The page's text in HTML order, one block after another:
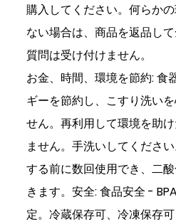
購入してください。何らか
ない場合は、商品を返品して
質問は受け付けません。
お金、時間、環境を節約: 食
ギーを節約し、こすり洗い
せん。再利用して環境を助
ません。手洗いしてくださ
する前に数回使用でき、二
きます。安全: 食品安全 -
定。冷蔵保存可、冷凍保存可